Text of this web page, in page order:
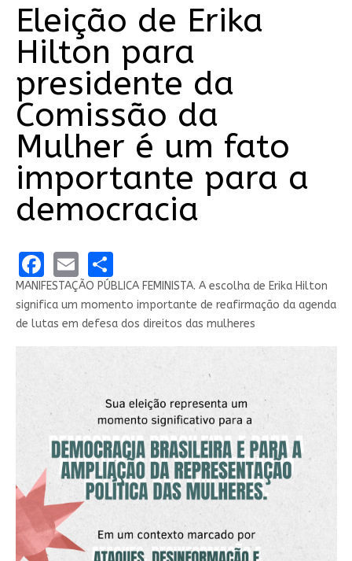
Eleição de Erika
Hilton para
presidente da
Comissão da
Mulher é um fato
importante para a
democracia
Facebook
EmailShare
MANIFESTAÇÃO PÚBLICA FEMINISTA. A escolha de Erika Hilton
significa um momento importante de reafirmação da agenda
de lutas em defesa dos direitos das mulheres